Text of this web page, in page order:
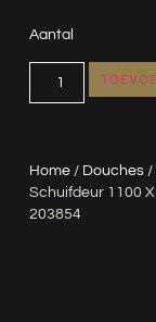
Home/ Douches/
Schuifdeur 1100
203854
Aantal